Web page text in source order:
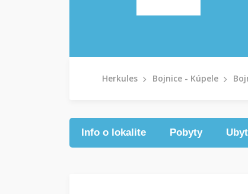
Herkules Bojnice - Kúpele
Info o lokalite Pobyty